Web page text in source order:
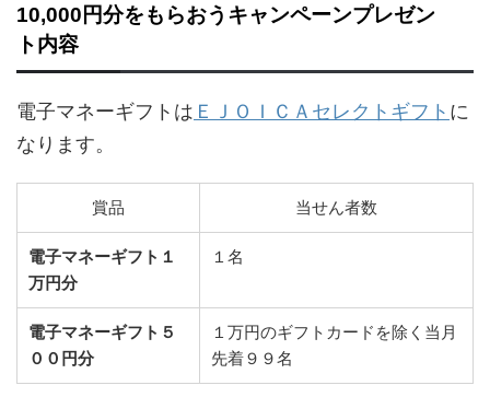
10,000円分をもらおうキャンペーンプレゼン
ト内容
電子マネーギフトは ＥＪＯＩＣＡセレクトギフト に
なります。
賞品 当せん者数
電子マネーギフト１
万円分
１名
電子マネーギフト５
００円分
１万円のギフトカードを除く当月
先着９９名